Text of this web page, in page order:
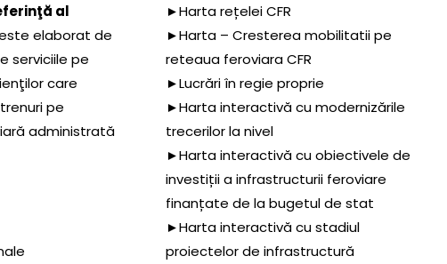
al
elaborat de
serviciile pe
care
pe
administrată
►Harta rețelei CFR
►Harta – Cresterea mobilitatii pe
reteaua feroviara CFR
►Lucrări în regie proprie
►Harta interactivă cu modernizările
trecerilor la nivel
►Harta interactivă cu obiectivele de
investiții a infrastructurii feroviare
finanțate de la bugetul de stat
►Harta interactivă cu stadiul
proiectelor de infrastructură